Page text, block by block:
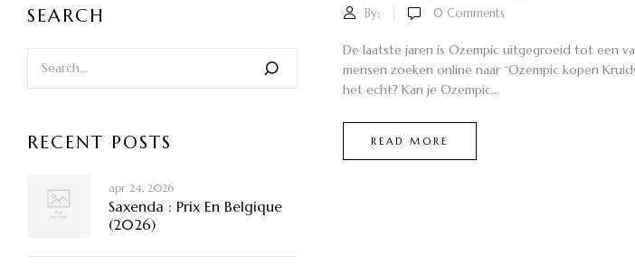
SEARCH
RECENT POSTS
apr 24, 2026
Saxenda : Prix En Belgique
(2026)
By: 0 Comments
De laatste jaren is Ozempic uitgegroeid tot een
mensen zoeken online naar “Ozempic kopen
het echt? Kan je Ozempic...
READ MORE